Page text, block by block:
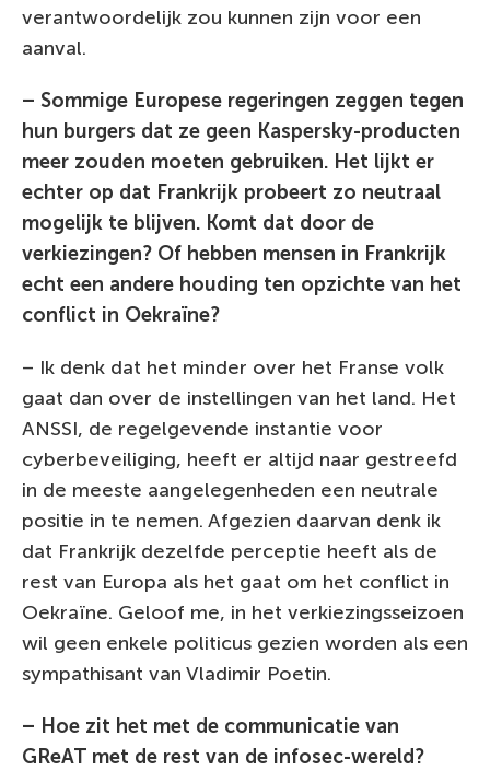
verantwoordelijk zou kunnen zijn voor een
aanval.
– Sommige Europese regeringen zeggen tegen
hun burgers dat ze geen Kaspersky-producten
meer zouden moeten gebruiken. Het lijkt er
echter op dat Frankrijk probeert zo neutraal
mogelijk te blijven. Komt dat door de
verkiezingen? Of hebben mensen in Frankrijk
echt een andere houding ten opzichte van het
conflict in Oekraïne?
– Ik denk dat het minder over het Franse volk
gaat dan over de instellingen van het land. Het
ANSSI, de regelgevende instantie voor
cyberbeveiliging, heeft er altijd naar gestreefd
in de meeste aangelegenheden een neutrale
positie in te nemen. Afgezien daarvan denk ik
dat Frankrijk dezelfde perceptie heeft als de
rest van Europa als het gaat om het conflict in
Oekraïne. Geloof me, in het verkiezingsseizoen
wil geen enkele politicus gezien worden als een
sympathisant van Vladimir Poetin.
– Hoe zit het met de communicatie van
GReAT met de rest van de infosec-wereld?